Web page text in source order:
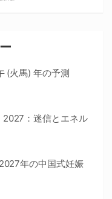
(火馬) 年の予測
2027：迷信とエネル
年の中国式妊娠